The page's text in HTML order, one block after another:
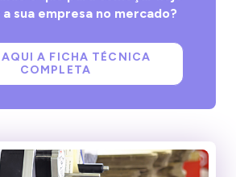
sua empresa no mercado?
AQUI A FICHA TÉCNICA
COMPLETA